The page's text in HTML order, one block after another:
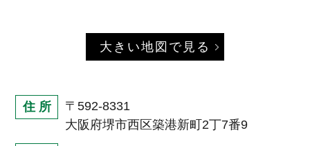
大きい地図で見る
住 所
〒592-8331
大阪府堺市西区築港新町2丁7番9